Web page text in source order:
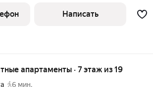
этажного дома в RED7, расположенного в
Написать
апартаменты · 7 этаж из 19
6 мин.